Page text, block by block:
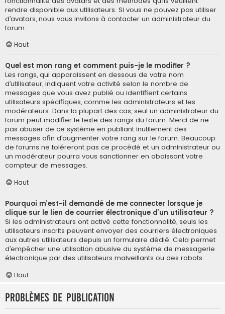
rendre disponible aux utilisateurs. Si vous ne pouvez pas utiliser
d’avatars, nous vous invitons à contacter un administrateur du
forum.
Haut
Quel est mon rang et comment puis-je le modifier ?
Les rangs, qui apparaissent en dessous de votre nom
d’utilisateur, indiquent votre activité selon le nombre de
messages que vous avez publié ou identifient certains
utilisateurs spécifiques, comme les administrateurs et les
modérateurs. Dans la plupart des cas, seul un administrateur du
forum peut modifier le texte des rangs du forum. Merci de ne
pas abuser de ce système en publiant inutilement des
messages afin d’augmenter votre rang sur le forum. Beaucoup
de forums ne toléreront pas ce procédé et un administrateur ou
un modérateur pourra vous sanctionner en abaissant votre
compteur de messages.
Haut
Pourquoi m’est-il demandé de me connecter lorsque je
clique sur le lien de courrier électronique d’un utilisateur ?
Si les administrateurs ont activé cette fonctionnalité, seuls les
utilisateurs inscrits peuvent envoyer des courriers électroniques
aux autres utilisateurs depuis un formulaire dédié. Cela permet
d’empêcher une utilisation abusive du système de messagerie
électronique par des utilisateurs malveillants ou des robots.
Haut
Problèmes de publication